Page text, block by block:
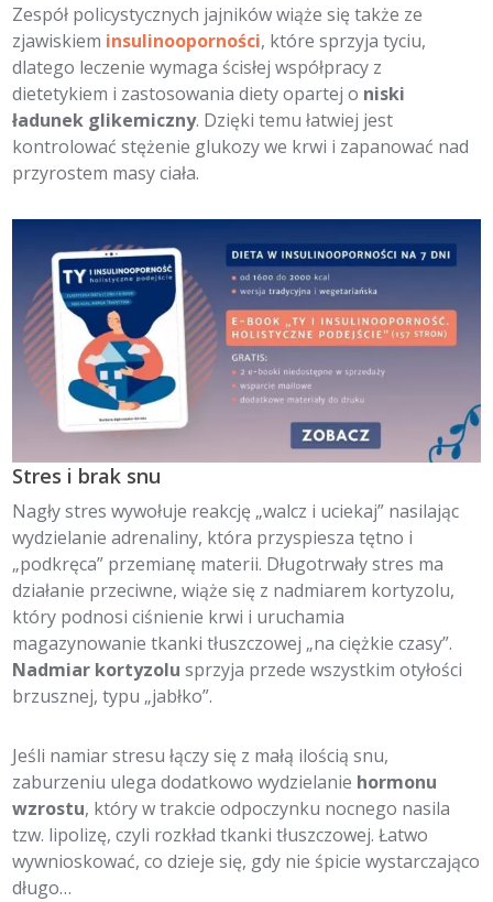
Zespół policystycznych jajników wiąże się także ze
zjawiskiem insulinooporności, które sprzyja tyciu,
dlatego leczenie wymaga ścisłej współpracy z
dietetykiem i zastosowania diety opartej o niski
ładunek glikemiczny. Dzięki temu łatwiej jest
kontrolować stężenie glukozy we krwi i zapanować nad
przyrostem masy ciała.
Stres i brak snu
Nagły stres wywołuje reakcję „walcz i uciekaj” nasilając
wydzielanie adrenaliny, która przyspiesza tętno i
„podkręca” przemianę materii. Długotrwały stres ma
działanie przeciwne, wiąże się z nadmiarem kortyzolu,
który podnosi ciśnienie krwi i uruchamia
magazynowanie tkanki tłuszczowej „na ciężkie czasy”.
Nadmiar kortyzolu sprzyja przede wszystkim otyłości
brzusznej, typu „jabłko”.
Jeśli namiar stresu łączy się z małą ilością snu,
zaburzeniu ulega dodatkowo wydzielanie hormonu
wzrostu, który w trakcie odpoczynku nocnego nasila
tzw. lipolizę, czyli rozkład tkanki tłuszczowej. Łatwo
wywnioskować, co dzieje się, gdy nie śpicie wystarczająco
długo…